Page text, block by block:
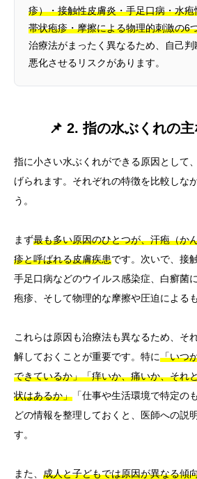
疹）・接触性皮膚炎・手足口病・水
帯状疱疹・摩擦による物理的刺激の6
治療法がまったく異なるため、自己
悪化させるリスクがあります。
📌 2. 指の水ぶくれの
指に小さい水ぶくれができる原因として
げられます。それぞれの特徴を比較しな
う。
まず最も多い原因のひとつが、汗疱（か
疹と呼ばれる皮膚疾患です。次いで、接
手足口病などのウイルス感染症、白癬菌
疱疹、そして物理的な摩擦や圧迫による
これらは原因も治療法も異なるため、そ
解しておくことが重要です。特に「いつ
できているか」「痒いか、痛いか、それ
状はあるか」 「仕事や生活環境で特定の
どの情報を整理しておくと、医師への説
す。
また、 成人と子どもでは原因が異なる傾